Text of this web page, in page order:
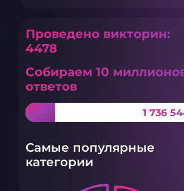
Проведено викторин:
4478
Собираем 10
ответов
1 736
Самые популярные
категории